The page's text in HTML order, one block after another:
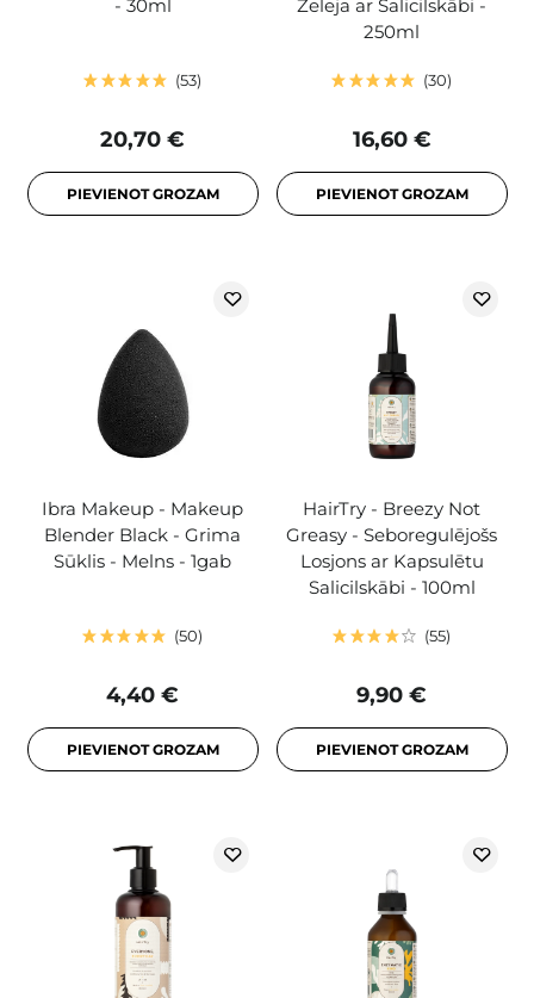
- 30ml
53
20,70 €
PIEVIENOT GROZAM
Želeja ar Salicilskābi -
250ml
30
16,60 €
PIEVIENOT GROZAM
Ibra Makeup - Makeup
Blender Black - Grima
Sūklis - Melns - 1gab
50
4,40 €
PIEVIENOT GROZAM
HairTry - Breezy Not
Greasy - Seboregulējošs
Losjons ar Kapsulētu
Salicilskābi - 100ml
55
9,90 €
PIEVIENOT GROZAM